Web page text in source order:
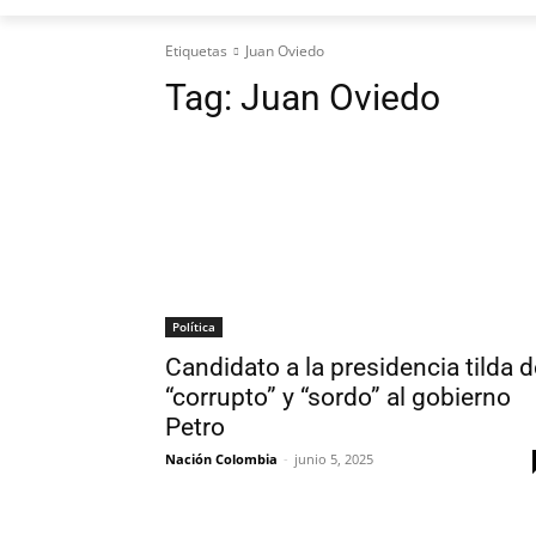
Etiquetas Juan Oviedo
Tag: Juan Oviedo
Política
Candidato a la presidencia tilda
“corrupto” y “sordo” al gobierno
Petro
Nación Colombia - junio 5, 2025